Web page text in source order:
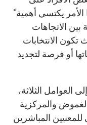
يكتسي أهمية
الاتجاهات
تكون الانتخابات
أو فرصة لتجديد
العوامل الثلاثة،
والمركزية
المباشرين